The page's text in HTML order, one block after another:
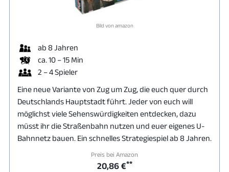
Bild von amazon
ab 8 Jahren
ca. 10 – 15 Min
2 – 4 Spieler
Eine neue Variante von Zug um Zug, die euch quer durch
Deutschlands Hauptstadt führt. Jeder von euch will
möglichst viele Sehenswürdigkeiten entdecken, dazu
müsst ihr die Straßenbahn nutzen und euer eigenes U-
Bahnnetz bauen. Ein schnelles Strategiespiel ab 8 Jahren.
Preis bei Amazon
20,86 €**